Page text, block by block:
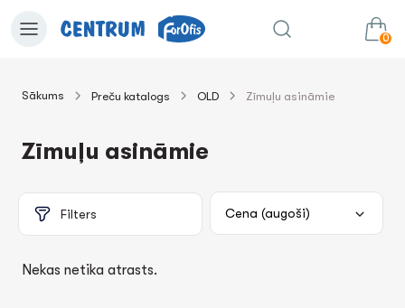
0
Sākums Preču katalogs OLD Zīmuļu asināmie
Zīmuļu asināmie
Filters
Nekas netika atrasts.